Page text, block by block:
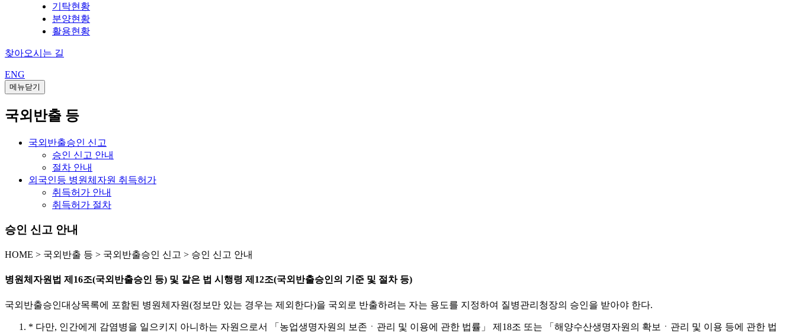
기탁현황
분양현황
활용현황
찾아오시는 길
ENG
메뉴닫기
국외반출 등
국외반출승인 신고
승인 신고 안내
절차 안내
외국인등 병원체자원 취득허가
취득허가 안내
취득허가 절차
승인 신고 안내
HOME > 국외반출 등 > 국외반출승인 신고 > 승인 신고 안내
병원체자원법 제16조(국외반출승인 등) 및 같은 법 시행령 제12조(국외반출승인의 기준 및 절차 등)
국외반출승인대상목록에 포함된 병원체자원(정보만 있는 경우는 제외한다)을 국외로 반출하려는 자는 용도를 지정하여 질병관리청장의 승인을 받아야 한다.
* 다만, 인간에게 감염병을 일으키지 아니하는 자원으로서 「농업생명자원의 보존ㆍ관리 및 이용에 관한 법률」 제18조 또는 「해양수산생명자원의 확보ㆍ관리 및 이용 등에 관한 법